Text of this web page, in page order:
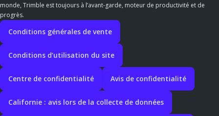
monde, Trimble est toujours à l’avant-garde, moteur de productivité et de
progrès.
Conditions générales de vente
Conditions d’utilisation du site
Centre de confidentialité Avis de confidentialité
Californie : avis lors de la collecte de données